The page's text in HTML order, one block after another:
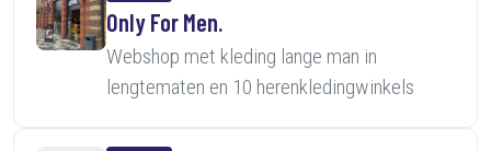
Only For Men.
Webshop met kleding lange man in
lengtematen en 10 herenkledingwinkels